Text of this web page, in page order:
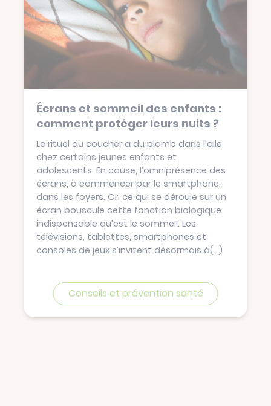
Écrans et sommeil des enfants :
comment protéger leurs nuits ?
Le rituel du coucher a du plomb dans l’aile
chez certains jeunes enfants et
adolescents. En cause, l’omniprésence des
écrans, à commencer par le smartphone,
dans les foyers. Or, ce qui se déroule sur un
écran bouscule cette fonction biologique
indispensable qu’est le sommeil. Les
télévisions, tablettes, smartphones et
consoles de jeux s’invitent désormais à(...)
Conseils et prévention santé